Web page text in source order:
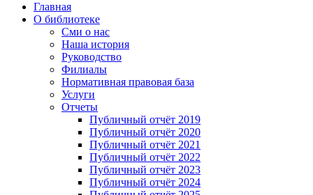
Главная
О библиотеке
Сми о нас
Наша история
Руководство
Филиалы
Нормативная правовая база
Услуги
Отчеты
Публичный отчёт 2019
Публичный отчёт 2020
Публичный отчёт 2021
Публичный отчёт 2022
Публичный отчёт 2023
Публичный отчёт 2024